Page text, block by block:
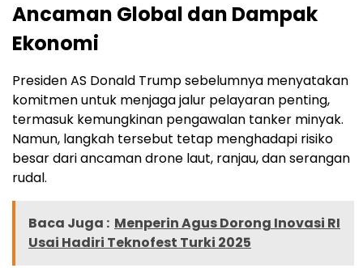
Ancaman Global dan Dampak
Ekonomi
Presiden AS Donald Trumpsebelumnya menyatakan
komitmen untuk menjaga jalur pelayaran penting,
termasuk kemungkinan pengawalan tanker minyak.
Namun, langkah tersebut tetap menghadapi risiko
besar dari ancaman drone laut, ranjau, dan serangan
rudal.
Baca Juga : Menperin Agus Dorong Inovasi RI
Usai Hadiri Teknofest Turki 2025